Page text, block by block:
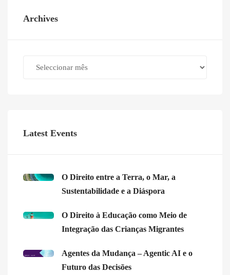
Archives
Latest Events
O Direito entre a Terra, o Mar, a
Sustentabilidade e a Diáspora
O Direito à Educação como Meio de
Integração das Crianças Migrantes
Agentes da Mudança – Agentic AI e o
Futuro das Decisões